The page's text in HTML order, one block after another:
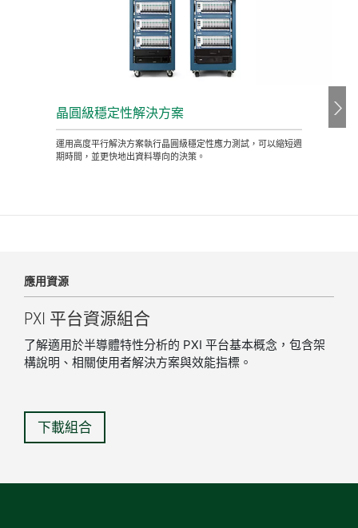
晶圓 級穩定性解決方案
運用高度平行解決方案執行晶圓級穩定性應力測試，可以縮短週
期時間，並更快地出資料導向的決策。
應用資源
PXI 平台資源組合
了解適用於半導體特性分析的 PXI 平台基本概念，包含架
構說明、相關使用者解決方案與效能指標。
下載組合